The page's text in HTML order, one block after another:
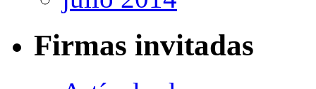
Firmas invitadas